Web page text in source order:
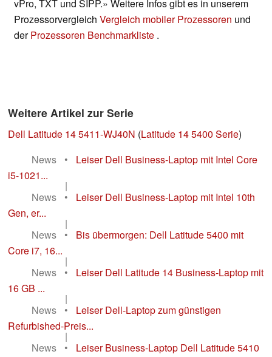
vPro, TXT und SIPP.» Weitere Infos gibt es in unserem
Prozessorvergleich Vergleich mobiler Prozessoren und
derProzessoren Benchmarkliste .
Weitere Artikel zur Serie
Dell Latitude 14 5411-WJ40N (Latitude 14 5400 Serie)
News
•
Leiser Dell Business-Laptop mit Intel Core
i5-1021...
|
News
•
Leiser Dell Business-Laptop mit Intel 10th
Gen, er...
|
News
•
Bis übermorgen: Dell Latitude 5400 mit
Core i7, 16...
|
News
•
Leiser Dell Latitude 14 Business-Laptop mit
16 GB ...
|
News
•
Leiser Dell-Laptop zum günstigen
Refurbished-Preis...
|
News
•
Leiser Business-Laptop Dell Latitude 5410